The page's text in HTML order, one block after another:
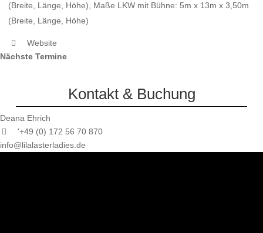
(Breite, Länge, Höhe), Maße LKW mit Bühne: 5m x 13m x 3,50m
(Breite, Länge, Höhe)
Website
Nächste Termine
Kontakt & Buchung
Deana Ehrich
'+49 (0) 172 56 70 870
info@lilalasterladies.de